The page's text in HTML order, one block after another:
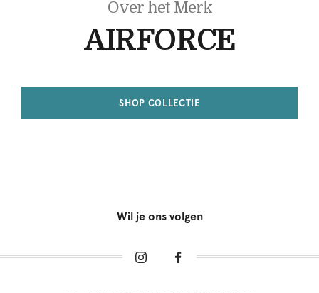
Over het Merk
AIRFORCE
SHOP COLLECTIE
Wil je ons volgen